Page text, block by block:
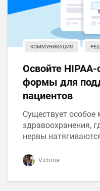
КОММУНИКАЦИЯ
Освойте
формы для
пациентов
Существует особое
здравоохранения,
нервы
Victoria